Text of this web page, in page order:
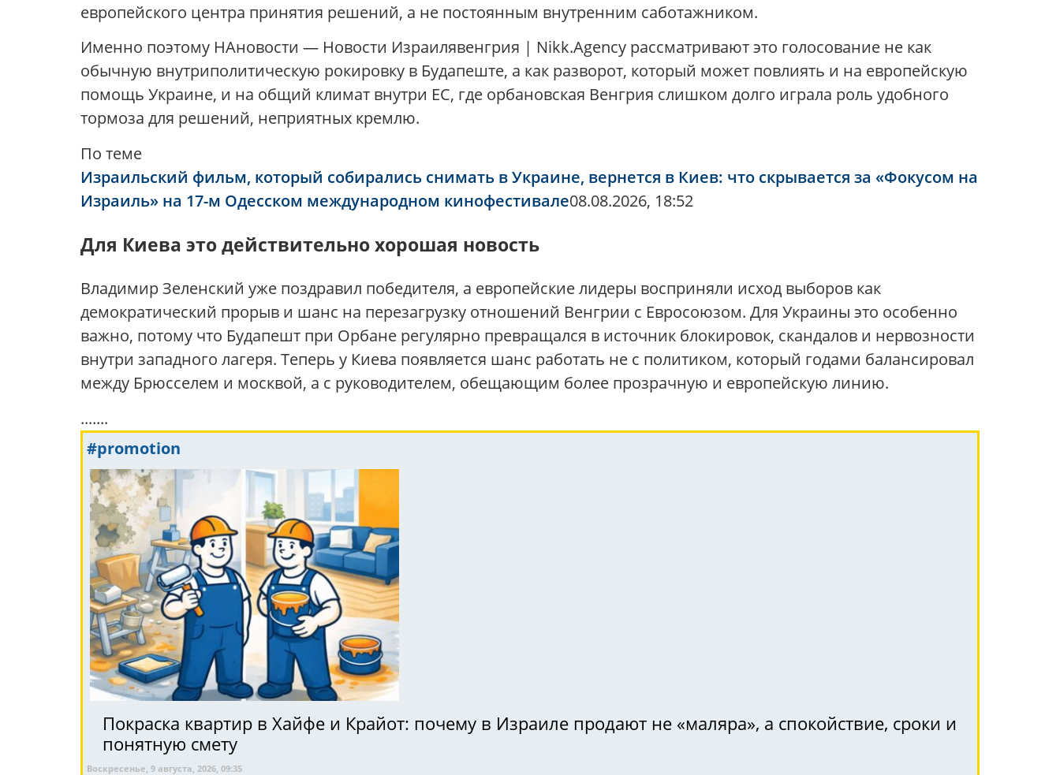
европейского центра принятия решений, а не постоянным внутренним саботажником.
Именно поэтому НАновости — Новости Израилявенгрия | Nikk.Agency рассматривают это голосование не как
обычную внутриполитическую рокировку в Будапеште, а как разворот, который может повлиять и на европейскую
помощь Украине, и на общий климат внутри ЕС, где орбановская Венгрия слишком долго играла роль удобного
тормоза для решений, неприятных кремлю.
По теме
Израильский фильм, который собирались снимать в Украине, вернется в Киев: что скрывается за «Фокусом на
Израиль» на 17-м Одесском международном кинофестивале08.08.2026, 18:52
Для Киева это действительно хорошая новость
Владимир Зеленский уже поздравил победителя, а европейские лидеры восприняли исход выборов как
демократический прорыв и шанс на перезагрузку отношений Венгрии с Евросоюзом. Для Украины это особенно
важно, потому что Будапешт при Орбане регулярно превращался в источник блокировок, скандалов и нервозности
внутри западного лагеря. Теперь у Киева появляется шанс работать не с политиком, который годами балансировал
между Брюсселем и москвой, а с руководителем, обещающим более прозрачную и европейскую линию.
.......
#promotion
Покраска квартир в Хайфе и Крайот: почему в Израиле продают не «маляра», а спокойствие, сроки и
понятную смету
Воскресенье, 9 августа, 2026, 09:35